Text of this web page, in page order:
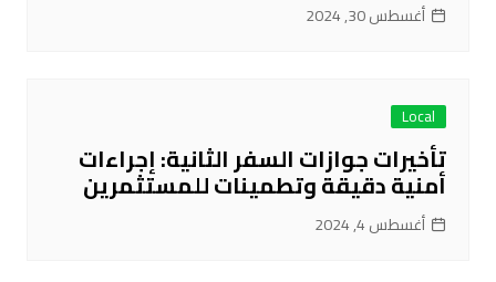
أغسطس 30, 2024
Local
تأخيرات جوازات السفر الثانية: إجراءات
أمنية دقيقة وتطمينات للمستثمرين
أغسطس 4, 2024